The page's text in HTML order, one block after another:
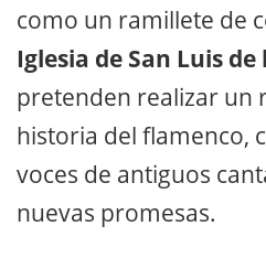
como un ramillete de
Iglesia de San Luis de
pretenden realizar un
historia del flamenco,
voces de antiguos
nuevas promesas.